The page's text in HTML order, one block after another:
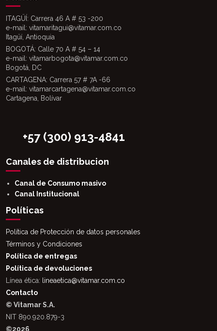
ITAGÜÍ: Carrera 46 A # 53 -200
e-mail: vitamaritagui@vitamar.com.co
Itagüí, Antioquia
BOGOTÁ: Calle 70 A # 54 – 14
e-mail: vitamarbogota@vitamar.com.co
Bogotá, DC
CARTAGENA: Carrera 57 # 7A -66
e-mail: vitamarcartagena@vitamar.com.co
Cartagena, Bolívar
+57 (300) 913-4841
Canales de distribucion
Canal de Consumo masivo
Canal Institucional
Políticas
Política de Protección de datos personales
Términos y Condiciones
Política de entregas
Política de devoluciones
Línea ética:
lineaetica@vitamar.com.co
Contacto
© Vitamar S.A.
NIT 890.920.879-3
©2026